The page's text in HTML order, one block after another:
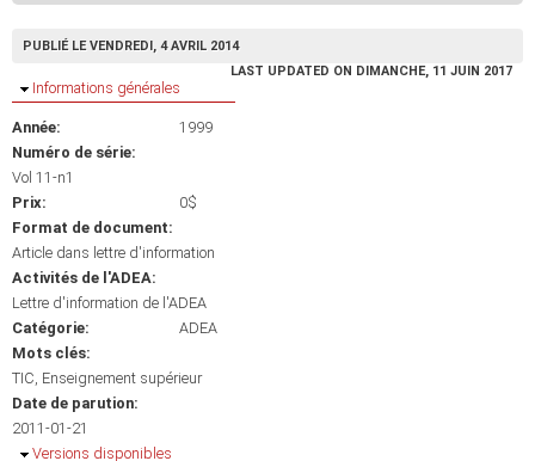
PUBLIÉ LE VENDREDI, 4 AVRIL 2014
LAST UPDATED ON DIMANCHE, 11 JUIN 2017
Masquer
Informations générales
Année:
1999
Numéro de série:
Vol 11-n1
Prix:
0$
Format de document:
Article dans lettre d'information
Activités de l'ADEA:
Lettre d'information de l'ADEA
Catégorie:
ADEA
Mots clés:
TIC Enseignement supérieur
Date de parution:
2011-01-21
Masquer
Versions disponibles